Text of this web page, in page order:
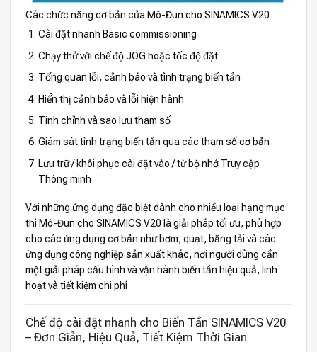
Các chức năng cơ bản của Mô-Đun cho SINAMICS V20
Cài đặt nhanh Basic commissioning
Chạy thử với chế độ JOG hoặc tốc độ đặt
Tổng quan lỗi, cảnh báo và tình trạng biến tần
Hiển thị cảnh báo và lỗi hiện hành
Tinh chỉnh và sao lưu tham số
Giám sát tình trạng biến tần qua các tham số cơ bản
Lưu trữ / khôi phục cài đặt vào / từ bộ nhớ Truy cập
Thông minh
Với những ứng dụng đặc biệt dành cho nhiều loại hạng mục
thì Mô-Đun cho SINAMICS V20 là giải pháp tối ưu, phù hợp
cho các ứng dụng cơ bản như bơm, quạt, băng tải và các
ứng dụng công nghiệp sản xuất khác, nơi người dùng cần
một giải pháp cấu hình và vận hành biến tần hiệu quả, linh
hoạt và tiết kiệm chi phí
Chế độ cài đặt nhanh cho Biến Tần SINAMICS V20
– Đơn Giản, Hiệu Quả, Tiết Kiệm Thời Gian